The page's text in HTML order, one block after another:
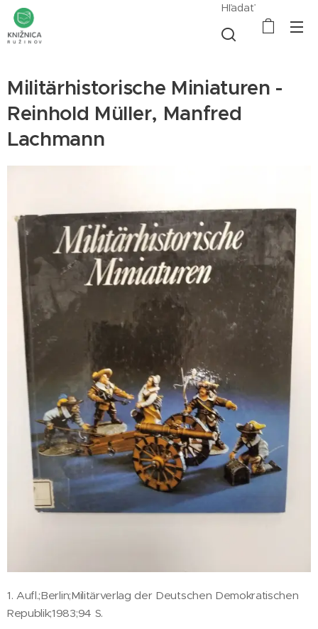
Hľadať
Militärhistorische Miniaturen -
Reinhold Müller, Manfred
Lachmann
1. Aufl.;Berlin;Militärverlag der Deutschen Demokratischen
Republik;1983;94 S.